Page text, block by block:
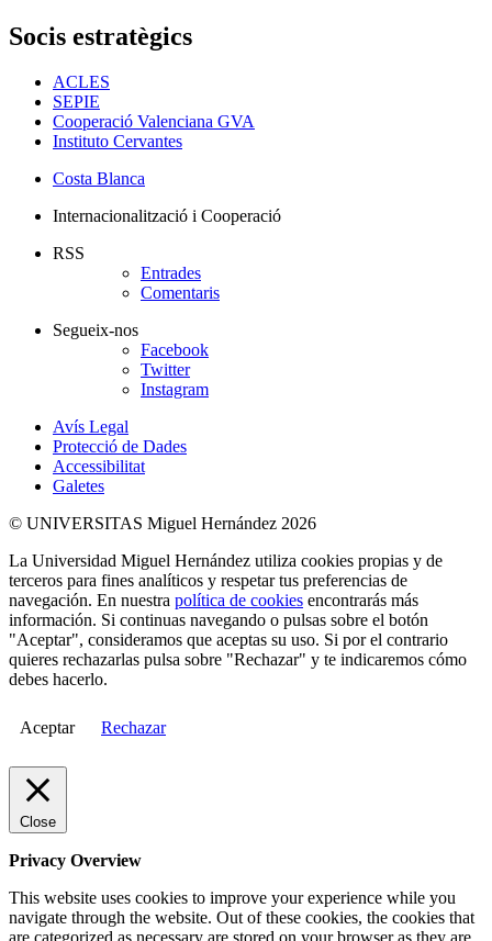
Socis estratègics
ACLES
SEPIE
Cooperació Valenciana GVA
Instituto Cervantes
Costa Blanca
Internacionalització i Cooperació
RSS
Entrades
Comentaris
Segueix-nos
Facebook
Twitter
Instagram
Avís Legal
Protecció de Dades
Accessibilitat
Galetes
© UNIVERSITAS Miguel Hernández 2026
La Universidad Miguel Hernández utiliza cookies propias y de
terceros para fines analíticos y respetar tus preferencias de
navegación. En nuestra política de cookies encontrarás más
información. Si continuas navegando o pulsas sobre el botón
"Aceptar", consideramos que aceptas su uso. Si por el contrario
quieres rechazarlas pulsa sobre "Rechazar" y te indicaremos cómo
debes hacerlo.
Aceptar Rechazar
Close
Privacy Overview
This website uses cookies to improve your experience while you
navigate through the website. Out of these cookies, the cookies that